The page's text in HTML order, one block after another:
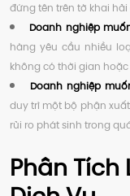
đứng tên trên tờ khai
Doanh nghiệp
hàng yêu cầu nhiều
không có thời gian
Doanh nghiệp
duy trì một bộ phận
rủi ro phát sinh trong
Phân Tích